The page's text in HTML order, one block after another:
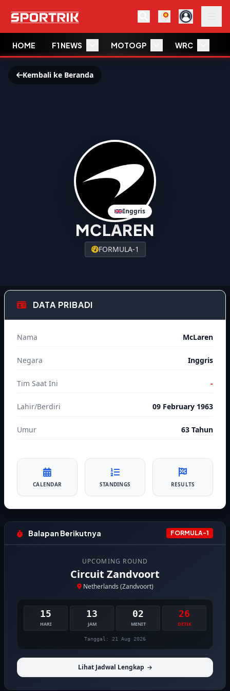
HOME F1 NEWS MOTOGP WRC
Kembali ke Beranda
Inggris
MCLAREN
FORMULA-1
DATA PRIBADI
Nama McLaren
Negara Inggris
Tim Saat Ini -
Lahir/Berdiri 09 February 1963
Umur 63 Tahun
CALENDAR STANDINGS RESULTS
Balapan Berikutnya FORMULA-1
UPCOMING ROUND
Circuit Zandvoort
Netherlands (Zandvoort)
15
HARI
13
JAM
02
MENIT
25
DETIK
Tanggal: 21 Aug 2026
Lihat Jadwal Lengkap